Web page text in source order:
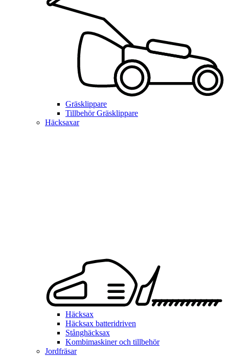
Gräsklippare
Tillbehör Gräsklippare
Häcksaxar
Häcksax
Häcksax batteridriven
Stånghäcksax
Kombimaskiner och tillbehör
Jordfräsar